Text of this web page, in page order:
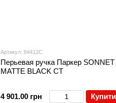
Артикул: 84412С
Перьевая ручка Паркер SONNET
MATTE BLACK CT
4 901.00 грн Купити